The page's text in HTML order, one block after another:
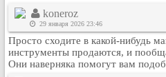
Забыли пароль?
Данные авторизации одинаковые с
сайтом 7ooo.ru
Форумы
Главная
koneroz
29 января 2026 23:46
Просто сходите в какой-нибудь
инструменты продаются, и
Они наверняка помогут вам